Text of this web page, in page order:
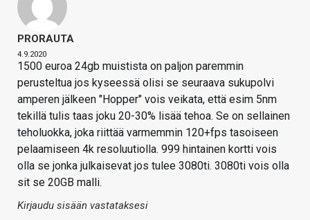
PRORAUTA
4.9.2020
1500 euroa 24gb muistista on paljon paremmin
perusteltua jos kyseessä olisi se seuraava sukupolvi
amperen jälkeen "Hopper" vois veikata, että esim 5nm
tekillä tulis taas joku 20-30% lisää tehoa. Se on sellainen
teholuokka, joka riittää varmemmin 120+fps tasoiseen
pelaamiseen 4k resoluutiolla. 999 hintainen kortti vois
olla se jonka julkaisevat jos tulee 3080ti. 3080ti vois olla
sit se 20GB malli.
Kirjaudu sisään vastataksesi